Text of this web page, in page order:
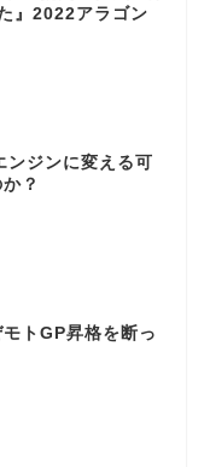
』2022アラゴン
ンジンに変える可
？
トGP昇格を断っ